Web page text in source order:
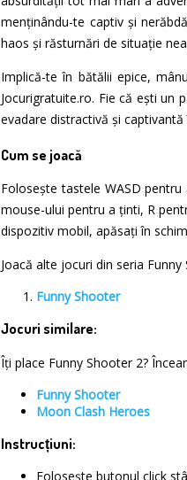
menținându-te captiv și
haos și răsturnări de situație
Implică-te în bătălii epice,
Jocurigratuite.ro. Fie că ești un
evadare distractivă și
Cum se joacă
Folosește tastele WASD
mouse-ului pentru a ținti, R
dispozitiv mobil, apăsați în
Joacă alte jocuri din seria Funny
Funny Shooter
Jocuri similare:
Îți place Funny Shooter 2?
Funny Shooter
Moon Clash Heroes
Instrucțiuni:
Folosește butonul click